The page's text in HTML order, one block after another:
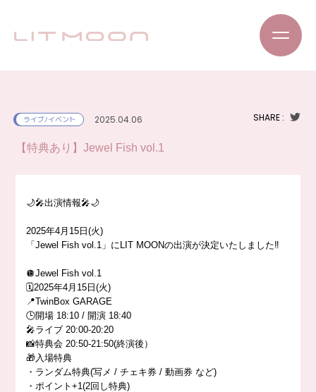
ライブ/イベント 2025.04.06 SHARE :
【特典あり】Jewel Fish vol.1
🌙🎤出演情報🎤🌙
2025年4月15日(火)
「Jewel Fish vol.1」にLIT MOONの出演が決定いたしました‼️
🪩Jewel Fish vol.1
🗓️2025年4月15日(火)
📍TwinBox GARAGE
🕒開場 18:10 / 開演 18:40
🎤ライブ 20:00-20:20
📸特典会 20:50-21:50(終演後）
🎁入場特典
・ランダム特典(写メ / チェキ券 / 動画券 など)
・ポイント+1(2回し特典)